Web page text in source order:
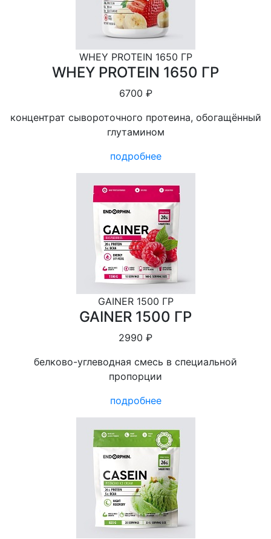
WHEY PROTEIN 1650 ГР
WHEY PROTEIN 1650 ГР
6700 ₽
концентрат сывороточного протеина, обогащённый
глутамином
подробнее
GAINER 1500 ГР
GAINER 1500 ГР
2990 ₽
белково-углеводная смесь в специальной
пропорции
подробнее